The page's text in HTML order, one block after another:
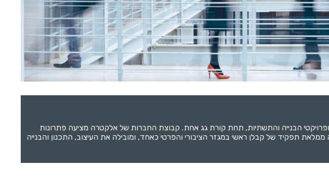
הבנייה והתשתיות, תחת קורת גג אחת. קבוצת החברות של אלקטרה מציעה פתרונות
תפקיד של קבלן ראשי במגזר הציבורי והפרטי כאחד, ומובילה את העיצוב, התכנון והבנייה